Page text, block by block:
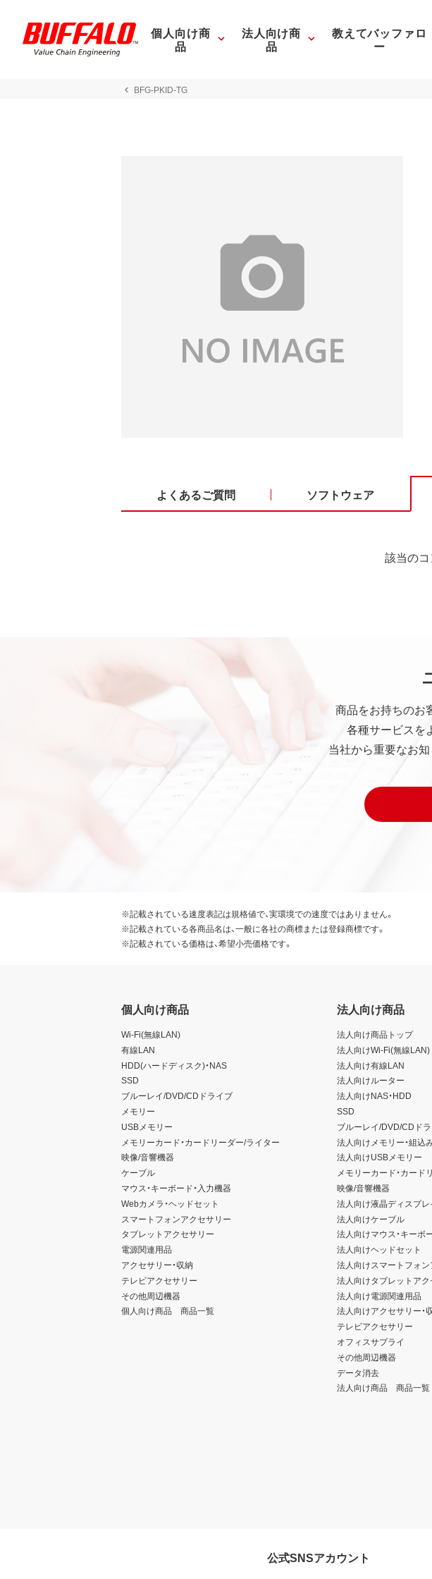
個人向け商
品
法人向け商
品
教えてバッファロ
ー
BFG-PKID-TG
よくあるご質問 ソフトウェア
該当のコ
商品をお持ちのお
各種サービスを
当社から重要なお
※記載されている速度表記は規格値で、実環境での速度ではありません。
※記載されている各商品名は、一般に各社の商標または登録商標です。
※記載されている価格は、希望小売価格です。
個人向け商品
Wi-Fi(無線LAN)
有線LAN
HDD(ハードディスク)・NAS
SSD
ブルーレイ/DVD/CDドライブ
メモリー
USBメモリー
メモリーカード・カードリーダー/ライター
映像/音響機器
ケーブル
マウス・キーボード・入力機器
Webカメラ・ヘッドセット
スマートフォンアクセサリー
タブレットアクセサリー
電源関連用品
アクセサリー・収納
テレビアクセサリー
その他周辺機器
個人向け商品 商品一覧
法人向け商品
法人向け商品トップ
法人向けWi-Fi(無線LAN)
法人向け有線LAN
法人向けルーター
法人向けNAS・HDD
SSD
ブルーレイ/DVD/CDド
法人向けメモリー・組込
法人向けUSBメモリー
メモリーカード・カード
映像/音響機器
法人向け液晶ディスプレ
法人向けケーブル
法人向けマウス・キーボ
法人向けヘッドセット
法人向けスマートフォ
法人向けタブレットア
法人向け電源関連用品
法人向けアクセサリー・
テレビアクセサリー
オフィスサプライ
その他周辺機器
データ消去
法人向け商品 商品一覧
公式SNSアカウント